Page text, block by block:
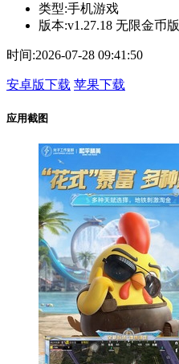
类型:手机游戏
版本:v1.27.18 无限金币版
时间:2026-07-28 09:41:50
安卓版下载 苹果下载
应用截图